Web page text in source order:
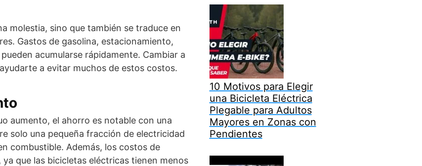
molestia, sino que también se traduce en
Gastos de gasolina, estacionamiento,
acumularse rápidamente. Cambiar a
a evitar muchos de estos costos.
aumento, el ahorro es notable con una
solo una pequeña fracción de electricidad
combustible. Además, los costos de
, ya que las bicicletas eléctricas tienen menos
10 Motivos para Elegir
una Bicicleta Eléctrica
Plegable para Adultos
Mayores en Zonas con
Pendientes